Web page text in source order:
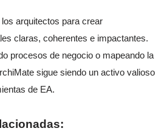
arquitectos para crear
claras, coherentes e impactantes.
procesos de negocio o mapeando la
sigue siendo un activo valioso
de EA.